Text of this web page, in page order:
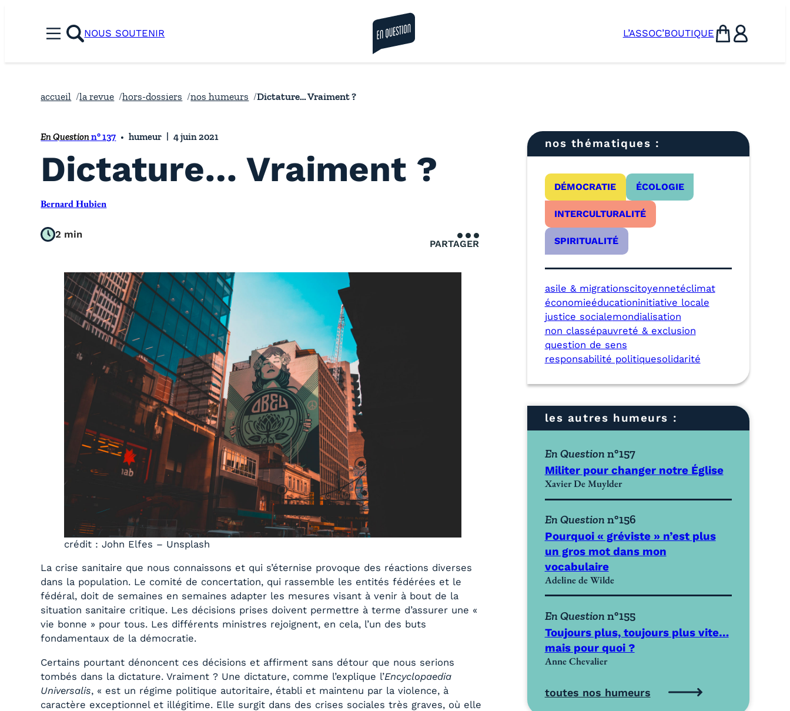
Menurechercher
NOUS SOUTENIR
la revue en question
L’ASSOC’BOUTIQUE
PanierUtilisateur
accueil la revue hors-dossiers nos humeurs Dictature… Vraiment ?
En Questionn° 137 humeur 4 juin 2021
Dictature… Vraiment ?
Bernard Hubien
2 min
PARTAGER
crédit : John Elfes – Unsplash
La crise sanitaire que nous connaissons et qui s’éternise provoque des réactions diverses
dans la population. Le comité de concertation, qui rassemble les entités fédérées et le
fédéral, doit de semaines en semaines adapter les mesures visant à venir à bout de la
situation sanitaire critique. Les décisions prises doivent permettre à terme d’assurer une «
vie bonne » pour tous. Les différents ministres rejoignent, en cela, l’un des buts
fondamentaux de la démocratie.
Certains pourtant dénoncent ces décisions et affirment sans détour que nous serions
tombés dans la dictature. Vraiment ? Une dictature, comme l’explique l’Encyclopaedia
Universalis, « est un régime politique autoritaire, établi et maintenu par la violence, à
caractère exceptionnel et illégitime. Elle surgit dans des crises sociales très graves, où elle
nos thématiques :
DÉMOCRATIE ÉCOLOGIE
INTERCULTURALITÉ
SPIRITUALITÉ
asile & migrationscitoyennetéclimat
économieéducationinitiative locale
justice socialemondialisation
non classépauvreté & exclusion
question de sens
responsabilité politiquesolidarité
les autres humeurs :
Militer pour changer notre Église
En Question n°157
Xavier De Muylder
Pourquoi « gréviste » n’est plus
un gros mot dans mon
vocabulaire
En Question n°156
Adeline de Wilde
Toujours plus, toujours plus vite…
mais pour quoi ?
En Question n°155
Anne Chevalier
toutes nos humeurs